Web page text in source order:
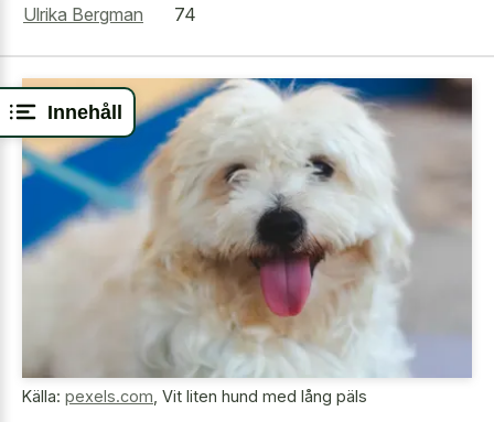
Innehåll
Ulrika Bergman
74
Källa: pexels.com Vit liten hund med lång päls